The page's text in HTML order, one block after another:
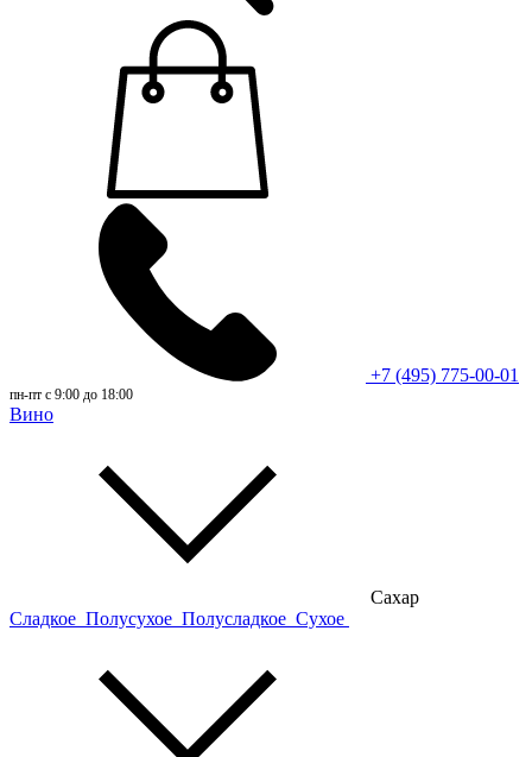
+7 (495) 775-00-01
пн-пт с 9:00 до 18:00
Вино
Сахар
Сладкое Полусухое Полусладкое Сухое